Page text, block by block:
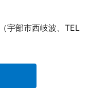
宇部市西岐波、TEL